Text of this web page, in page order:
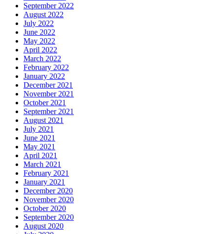
September 2022
August 2022
July 2022
June 2022
May 2022
April 2022
March 2022
February 2022
January 2022
December 2021
November 2021
October 2021
September 2021
August 2021
July 2021
June 2021
May 2021
April 2021
March 2021
February 2021
January 2021
December 2020
November 2020
October 2020
September 2020
August 2020